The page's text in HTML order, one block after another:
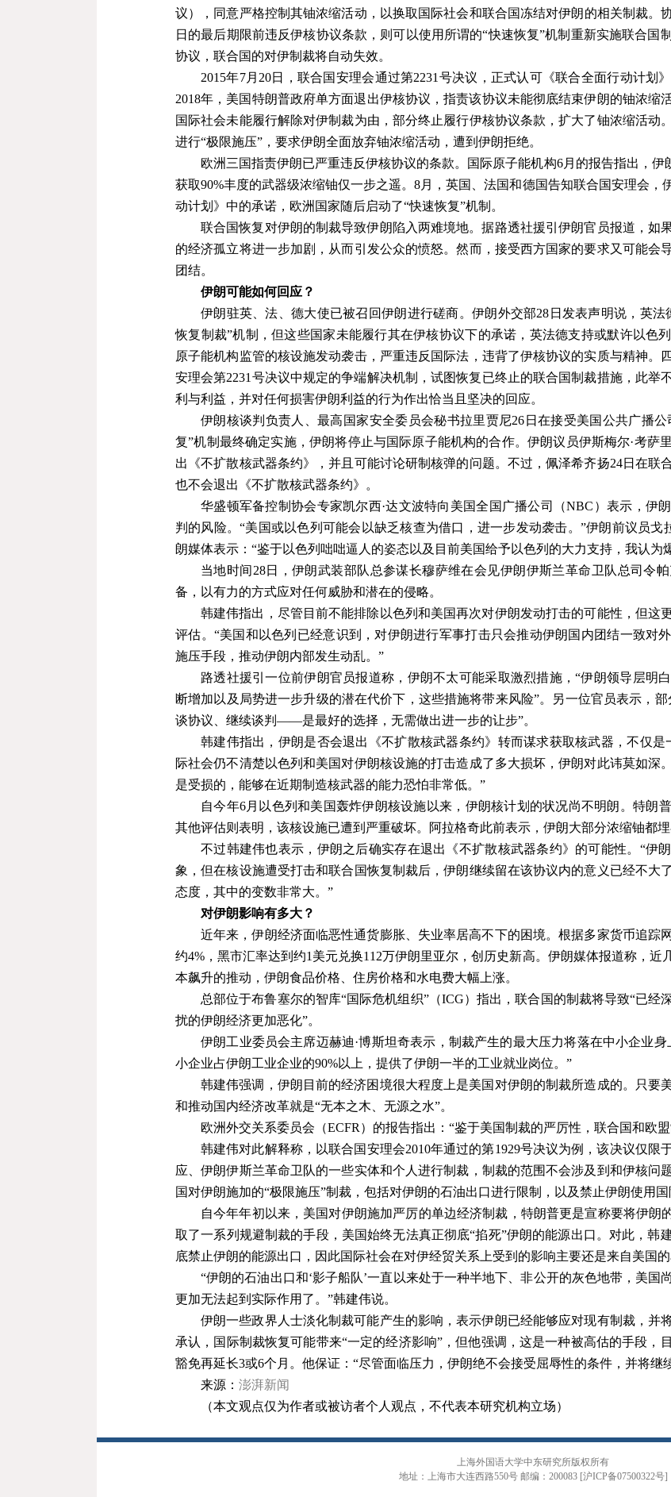
议），同意严格控制其铀浓缩活动，以换取国际社会和联合国冻结对伊朗的相关制裁。
日的最后期限前违反伊核协议条款，则可以使用所谓的“快速恢复”机制重新实施联合国
协议，联合国的对伊制裁将自动失效。
2015年7月 20日，联合国安理会通过第2231 号决议，正式认可《联合全面行动计划
2018年，美国特朗普政府单方面退出伊核协议，指责该协议未能彻底结束伊朗的铀浓缩
国际社会未能履行解除对伊制裁为由，部分终止履行伊核协议条款，扩大了铀浓缩活动
进行“极限施压” ，要求伊朗全面放弃铀浓缩活动，遭到伊朗拒绝。
欧洲三国指责伊朗已严重违反伊核协议的条款。国际原子能机构6月的报告指出，伊
获取90%丰度的武器级浓缩铀仅一步之遥。8月，英国、法国和德国告知联合国安理会，
动计划》中的承诺，欧洲国家随后启动了“快速恢复”机制。
联合国恢复对伊朗的制裁导致伊朗陷入两难境地。据路透社援引伊朗官员报道，如
的经济孤立将进一步加剧，从而引发公众的愤怒。然而，接受西方国家的要求又可能会
团结。
伊朗可能如何回应？
伊朗驻英、法、德大使已被召回伊朗进行磋商。伊朗外交部28 日发表声明说，英
恢复制裁”机制，但这些国家未能履行其在伊核协议下的承诺，英法德支持或默许以色
原子能机构监管的核设施发动袭击，严重违反国际法，违背了伊核协议的实质与精神。
安理会第2231 号决议中规定的争端解决机制，试图恢复已终止的联合国制裁措施，此举
利与利益，并对任何损害伊朗利益的行为作出恰当且坚决的回应。
伊朗核谈判负责人、最高国家安全委员会秘书拉里贾尼26 日在接受美国公共广播公
复”机制最终确定实施，伊朗将停止与国际原子能机构的合作。伊朗议员伊斯梅尔·考萨
出《不扩散核武器条约》，并且可能讨论研制核弹的问题。不过，佩泽希齐扬24日在联
也不会退出《不扩散核武器条约》。
华盛顿军备控制协会专家凯尔西·达文波特向美国全国广播公司（NBC ）表示，伊
判的风险。“美国或以色列可能会以缺乏核查为借口，进一步发动袭击。 ”伊朗前议员戈
朗媒体表示： “鉴于以色列咄咄逼人的姿态以及目前美国给予以色列的大力支持，我认为
当地时间 28日，伊朗武装部队总参谋长穆萨维在会见伊朗伊斯兰革命卫队总司令
备，以有力的方式应对任何威胁和潜在的侵略。
韩建伟指出，尽管目前不能排除以色列和美国再次对伊朗发动打击的可能性，但这
评估。“美国和以色列已经意识到，对伊朗进行军事打击只会推动伊朗国内团结一致对
施压手段，推动伊朗内部发生动乱。”
路透社援引一位前伊朗官员报道称，伊朗不太可能采取激烈措施，“伊朗领导层明
断增加以及局势进一步升级的潜在代价下，这些措施将带来风险”。另一位官员表示，
谈协议、继续谈判——是最好的选择，无需做出进一步的让步”。
韩建伟指出，伊朗是否会退出《不扩散核武器条约》转而谋求获取核武器，不仅是
际社会仍不清楚以色列和美国对伊朗核设施的打击造成了多大损坏，伊朗对此讳莫如深
是受损的，能够在近期制造核武器的能力恐怕非常低。”
自今年6月以色列和美国轰炸伊朗核设施以来，伊朗核计划的状况尚不明朗。特朗
其他评估则表明，该核设施已遭到严重破坏。阿拉格奇此前表示，伊朗大部分浓缩铀都埋
不过韩建伟也表示，伊朗之后确实存在退出《不扩散核武器条约》的可能性。“伊
象，但在核设施遭受打击和联合国恢复制裁后，伊朗继续留在该协议内的意义已经不大
态度，其中的变数非常大。”
对伊朗影响有多大？
近年来，伊朗经济面临恶性通货膨胀、失业率居高不下的困境。根据多家货币追踪
约4% ，黑市汇率达到约1 美元兑换112万伊朗里亚尔，创历史新高。伊朗媒体报道称，近
本飙升的推动，伊朗食品价格、住房价格和水电费大幅上涨。
总部位于布鲁塞尔的智库“国际危机组织”（ICG）指出，联合国的制裁将导致“已经
扰的伊朗经济更加恶化”。
伊朗工业委员会主席迈赫迪·博斯坦奇表示，制裁产生的最大压力将落在中小企业
小企业占伊朗工业企业的90%以上，提供了伊朗一半的工业就业岗位。 ”
韩建伟强调，伊朗目前的经济困境很大程度上是美国对伊朗的制裁所造成的。只要
和推动国内经济改革就是“无本之木、无源之水”。
欧洲外交关系委员会（ECFR ）的报告指出： “鉴于美国制裁的严厉性，联合国和欧
韩建伟对此解释称，以联合国安理会2010年通过的第1929号决议为例，该决议仅限
应、伊朗伊斯兰革命卫队的一些实体和个人进行制裁，制裁的范围不会涉及到和伊核问
国对伊朗施加的“极限施压”制裁，包括对伊朗的石油出口进行限制，以及禁止伊朗使用国
自今年年初以来，美国对伊朗施加严厉的单边经济制裁，特朗普更是宣称要将伊朗
取了一系列规避制裁的手段，美国始终无法真正彻底“掐死”伊朗的能源出口。对此，韩
底禁止伊朗的能源出口，因此国际社会在对伊经贸关系上受到的影响主要还是来自美国的
“伊朗的石油出口和‘影子船队’一直以来处于一种半地下、非公开的灰色地带，美
更加无法起到实际作用了。”韩建伟说。
伊朗一些政界人士淡化制裁可能产生的影响，表示伊朗已经能够应对现有制裁，并
承认，国际制裁恢复可能带来“一定的经济影响” ，但他强调，这是一种被高估的手段，
豁免再延长3或6个月。他保证： “尽管面临压力，伊朗绝不会接受屈辱性的条件，并将继
来源： 澎湃新闻
（本文观点仅为作者或被访者个人观点，不代表本研究机构立场）
上海外国语大学中东研究所版权所有
地址：上海市大连西路550号 邮编：200083 [沪ICP备07500322号]